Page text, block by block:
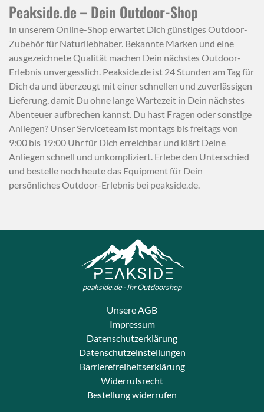
Peakside.de – Dein Outdoor-Shop
In unserem Online-Shop erwartet Dich günstiges Outdoor-
Zubehör für Naturliebhaber. Bekannte Marken und eine
ausgezeichnete Qualität machen Dein nächstes Outdoor-
Erlebnis unvergesslich. Peakside.de ist 24 Stunden am Tag für
Dich da und überzeugt mit einer schnellen und zuverlässigen
Lieferung, damit Du ohne lange Wartezeit in Dein nächstes
Abenteuer aufbrechen kannst. Du hast Fragen oder sonstige
Anliegen? Unser Serviceteam ist montags bis freitags von
9:00 bis 19:00 Uhr für Dich erreichbar und klärt Deine
Anliegen schnell und unkompliziert. Erlebe den Unterschied
und bestelle noch heute das Equipment für Dein
persönliches Outdoor-Erlebnis bei peakside.de.
peakside.de - Ihr Outdoorshop
Unsere AGB
Impressum
Datenschutzerklärung
Datenschutzeinstellungen
Barrierefreiheitserklärung
Widerrufsrecht
Bestellung widerrufen